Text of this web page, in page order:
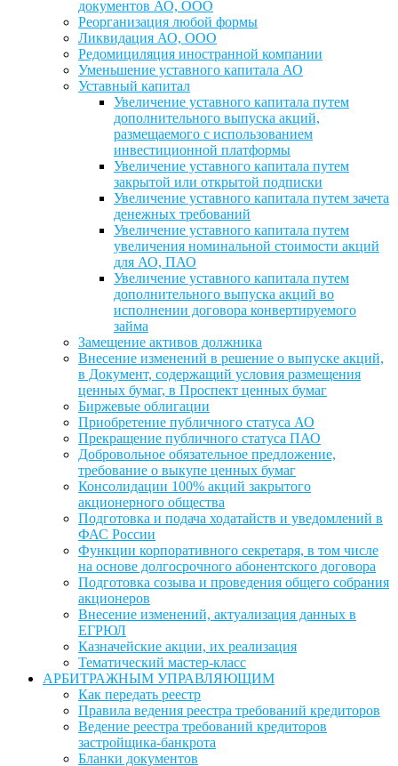
документов АО, ООО
Реорганизация любой формы
Ликвидация АО, ООО
Редомициляция иностранной компании
Уменьшение уставного капитала АО
Уставный капитал
Увеличение уставного капитала путем
дополнительного выпуска акций,
размещаемого с использованием
инвестиционной платформы
Увеличение уставного капитала путем
закрытой или открытой подписки
Увеличение уставного капитала путем зачета
денежных требований
Увеличение уставного капитала путем
увеличения номинальной стоимости акций
для АО, ПАО
Увеличение уставного капитала путем
дополнительного выпуска акций во
исполнении договора конвертируемого
займа
Замещение активов должника
Внесение изменений в решение о выпуске акций,
в Документ, содержащий условия размещения
ценных бумаг, в Проспект ценных бумаг
Биржевые облигации
Приобретение публичного статуса АО
Прекращение публичного статуса ПАО
Добровольное обязательное предложение,
требование о выкупе ценных бумаг
Консолидации 100% акций закрытого
акционерного общества
Подготовка и подача ходатайств и уведомлений в
ФАС России
Функции корпоративного секретаря, в том числе
на основе долгосрочного абонентского договора
Подготовка созыва и проведения общего собрания
акционеров
Внесение изменений, актуализация данных в
ЕГРЮЛ
Казначейские акции, их реализация
Тематический мастер-класс
АРБИТРАЖНЫМ УПРАВЛЯЮЩИМ
Как передать реестр
Правила ведения реестра требований кредиторов
Ведение реестра требований кредиторов
застройщика-банкрота
Бланки документов